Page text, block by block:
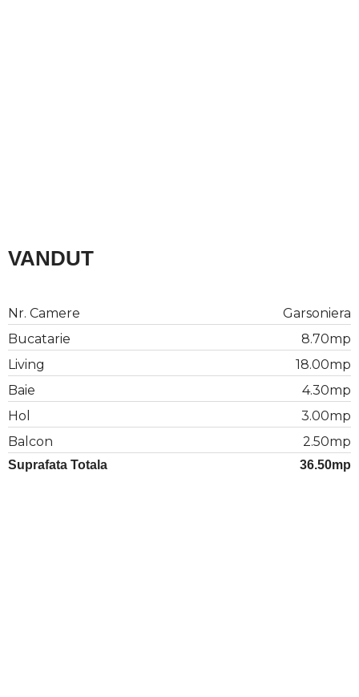
VANDUT
Nr. Camere
Garsoniera
Bucatarie
8.70mp
Living
18.00mp
Baie
4.30mp
Hol
3.00mp
Balcon
2.50mp
Suprafata Totala 36.50mp